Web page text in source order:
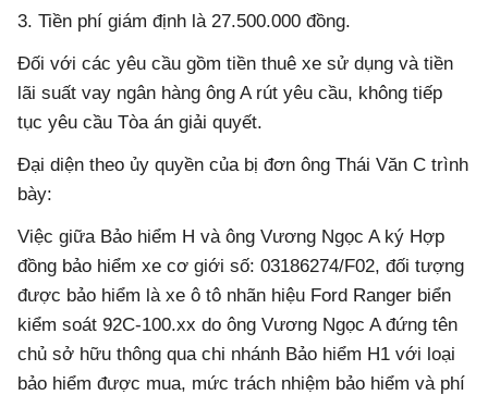
3. Tiền phí giám định là 27.500.000 đồng.
Đối với các yêu cầu gồm tiền thuê xe sử dụng và tiền
lãi suất vay ngân hàng ông A rút yêu cầu, không tiếp
tục yêu cầu Tòa án giải quyết.
Đại diện theo ủy quyền của bị đơn ông Thái Văn C trình
bày:
Việc giữa Bảo hiểm H và ông Vương Ngọc A ký Hợp
đồng bảo hiểm xe cơ giới số: 03186274/F02, đối tượng
được bảo hiểm là xe ô tô nhãn hiệu Ford Ranger biển
kiểm soát 92C-100.xx do ông Vương Ngọc A đứng tên
chủ sở hữu thông qua chi nhánh Bảo hiểm H1 với loại
bảo hiểm được mua, mức trách nhiệm bảo hiểm và phí